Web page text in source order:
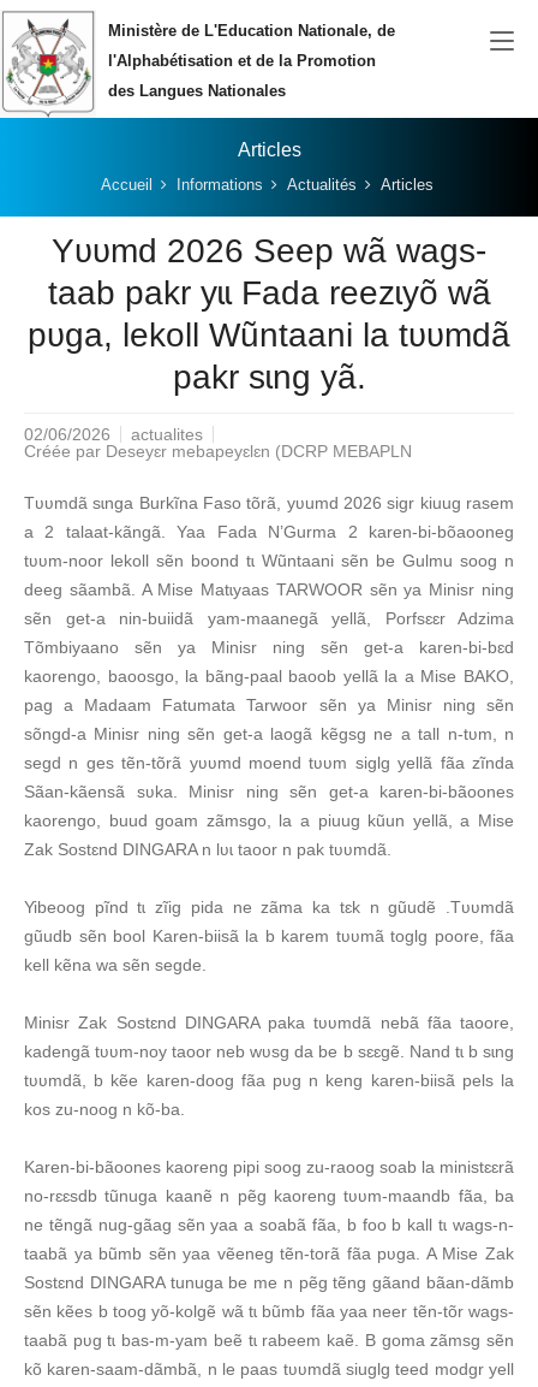
Aller au contenu principalMinistère de L'Education Nationale, de
l'Alphabétisation et de la Promotion
des Langues Nationales
Articles
Vous êtes ici:Accueil Informations Actualités Articles
Yʋʋmd 2026 Seep wã wags-
taab pakr yɩɩ Fada reezɩyõ wã
pʋga, lekoll Wũntaani la tʋʋmdã
pakr sɩng yã.
02/06/2026
actualites
Créée par Deseyɛr mebapeyɛlɛn (DCRP MEBAPLN
Tʋʋmdã sɩnga Burkĩna Faso tõrã, yʋumd 2026 sigr kiuug rasem
a 2 talaat-kãngã. Yaa Fada N’Gurma 2 karen-bi-bõaooneg
tʋʋm-noor lekoll sẽn boond tɩ Wũntaani sẽn be Gulmu soog n
deeg sãambã. A Mise Matɩyaas TARWOOR sẽn ya Minisr ning
sẽn get-a nin-buiidã yam-maanegã yellã, Porfsɛɛr Adzima
Tõmbiyaano sẽn ya Minisr ning sẽn get-a karen-bi-bɛd
kaorengo, baoosgo, la bãng-paal baoob yellã la a Mise BAKO,
pag a Madaam Fatumata Tarwoor sẽn ya Minisr ning sẽn
sõngd-a Minisr ning sẽn get-a laogã kẽgsg ne a tall n-tʋm, n
segd n ges tẽn-tõrã yʋʋmd moend tʋʋm siglg yellã fãa zĩnda
Sãan-kãensã sʋka. Minisr ning sẽn get-a karen-bi-bãoones
kaorengo, buud goam zãmsgo, la a piuug kũun yellã, a Mise
Zak Sostɛnd DINGARA n lʋɩ taoor n pak tʋʋmdã.
Yibeoog pĩnd tɩ zĩig pida ne zãma ka tɛk n gũudẽ .Tʋʋmdã
gũudb sẽn bool Karen-biisã la b karem tʋʋmã toglg poore, fãa
kell kẽna wa sẽn segde.
Minisr Zak Sostɛnd DINGARA paka tʋʋmdã nebã fãa taoore,
kadengã tʋʋm-noy taoor neb wʋsg da be b sɛɛgẽ. Nand tɩ b sɩng
tʋʋmdã, b kẽe karen-doog fãa pʋg n keng karen-biisã pels la
kos zu-noog n kõ-ba.
Karen-bi-bãoones kaoreng pipi soog zu-raoog soab la ministɛɛrã
no-rɛɛsdb tũnuga kaanẽ n pẽg kaoreng tʋʋm-maandb fãa, ba
ne tẽngã nug-gãag sẽn yaa a soabã fãa, b foo b kall tɩ wags-n-
taabã ya bũmb sẽn yaa vẽeneg tẽn-torã fãa pʋga. A Mise Zak
Sostɛnd DINGARA tunuga be me n pẽg tẽng gãand bãan-dãmb
sẽn kẽes b toog yõ-kolgẽ wã tɩ bũmb fãa yaa neer tẽn-tõr wags-
taabã pʋg tɩ bas-m-yam beẽ tɩ rabeem kaẽ. B goma zãmsg sẽn
kõ karen-saam-dãmbã, n le paas tʋʋmdã siuglg teed modgr yell